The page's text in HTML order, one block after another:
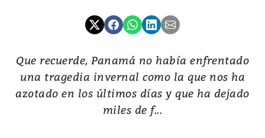
Que recuerde, Panamá no había enfrentado
una tragedia invernal como la que nos ha
azotado en los últimos días y que ha dejado
miles de f...